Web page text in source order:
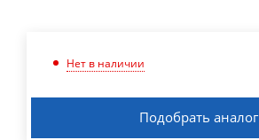
Нет в наличии
Подобрать аналог